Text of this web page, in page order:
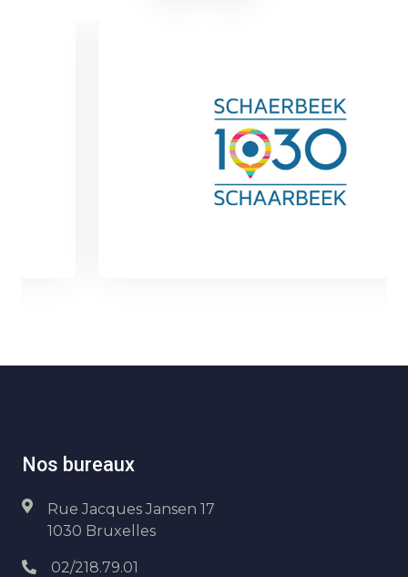
Nos bureaux
Rue Jacques Jansen 17
1030 Bruxelles
02/218.79.01